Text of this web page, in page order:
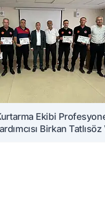
Ekibi
Birkan